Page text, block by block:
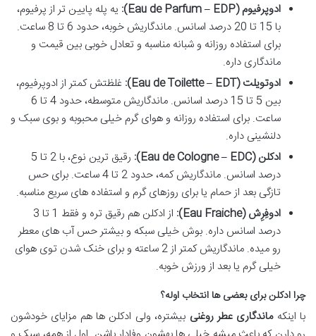
ادوپرفیوم (Eau de Parfum – EDP):
یه پله پایین تر از پرفیوم،
با 15 تا 20 درصد اسانس. ماندگاریش خوبه، حدود 6 تا 8 ساعت.
برای استفاده روزانه و شبانه مناسبه و تعادل خوبی بین قیمت و
ماندگاری داره.
ادوتویلت (Eau de Toilette – EDT):
غلظتش کمتر از ادوپرفیوم،
بین 5 تا 15 درصد اسانس. ماندگاریش متوسطه، حدود 4 تا 6
ساعت. برای استفاده روزانه و هوای گرم خیلی محبوبه و بوی سبک و
دلنشینی داره.
ادکلن (Eau de Cologne – EDC):
رقیق ترین نوع، با 2 تا 5
درصد اسانس. ماندگاریش کمه، حدود 2 تا 4 ساعت. برای حس
تازگی بعد از حمام یا برای روزهای گرم و استفاده های سریع مناسبه.
ادوفِرِش (Eau Fraiche):
از ادکلن هم رقیق تره و فقط 1 تا 3
درصد اسانس داره. بوش خیلی سبکه و بیشتر حس آب های معطر
رو میده. ماندگاریش کمتر از 2 ساعته و برای خنک شدن توی هوای
خیلی گرم یا بعد از ورزش خوبه.
چرا ادکلن برای بعضی ها انتخاب اوله؟
با اینکهماندگاری عطر روغنی بیشتره، ولی ادکلن ها هم مزایای خودشون